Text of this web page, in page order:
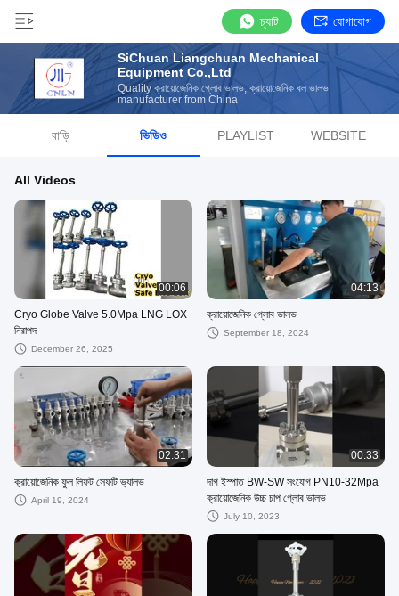
চ্যাট যোগাযোগ
SiChuan Liangchuan Mechanical
Equipment Co.,Ltd
Quality ক্রায়োজেনিক গ্লোব ভালভ, ক্রায়োজেনিক বল ভালভ
manufacturer from China
বাড়ি ভিডিও PLAYLIST WEBSITE
All Videos
00:06
Cryo Globe Valve 5.0Mpa LNG LOX
নিরাপদ
December 26, 2025
04:13
ক্রায়োজেনিক গ্লোব ভালভ
September 18, 2024
02:31
ক্রায়োজেনিক ফুল লিফট সেফটি ভ্যালভ
April 19, 2024
00:33
দাগ ইস্পাত BW-SW সংযোগ PN10-32Mpa
ক্রায়োজেনিক উচ্চ চাপ গ্লোব ভালভ
July 10, 2023